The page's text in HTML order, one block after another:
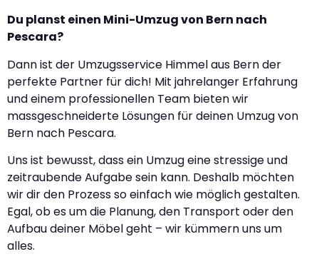
Du planst einen Mini-Umzug von Bern nach
Pescara?
Dann ist der Umzugsservice Himmel aus Bern der
perfekte Partner für dich! Mit jahrelanger Erfahrung
und einem professionellen Team bieten wir
massgeschneiderte Lösungen für deinen Umzug von
Bern nach Pescara.
Uns ist bewusst, dass ein Umzug eine stressige und
zeitraubende Aufgabe sein kann. Deshalb möchten
wir dir den Prozess so einfach wie möglich gestalten.
Egal, ob es um die Planung, den Transport oder den
Aufbau deiner Möbel geht – wir kümmern uns um
alles.